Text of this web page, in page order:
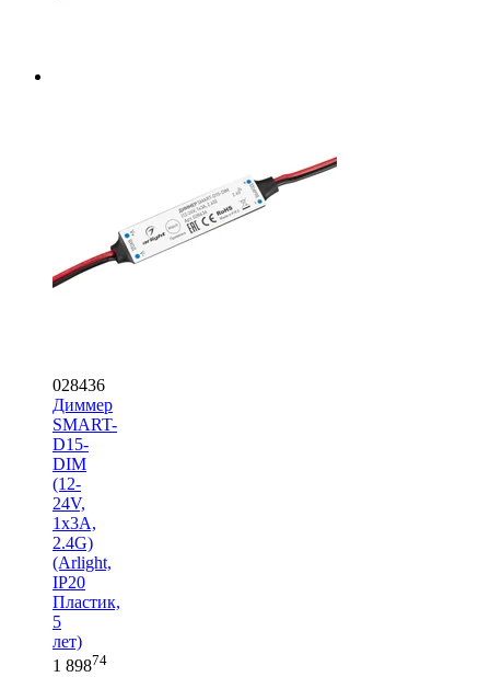
028436
Диммер
SMART-
D15-
DIM
(12-
24V,
1x3A,
2.4G)
(Arlight,
IP20
Пластик,
5
лет)
1 89874